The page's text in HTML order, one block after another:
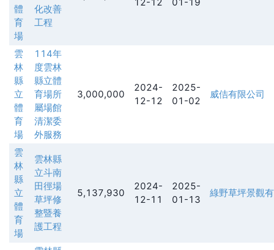
體
育
場
化改善
工程
雲
林
縣
立
體
育
場
114年
度雲林
縣立體
育場所
屬場館
清潔委
外服務
3,000,000
2024-
12-12
2025-
01-02
威佶有限公司
雲
林
縣
立
體
育
場
雲林縣
立斗南
田徑場
草坪修
整暨養
護工程
5,137,930
2024-
12-11
2025-
01-13
綠野草坪景觀